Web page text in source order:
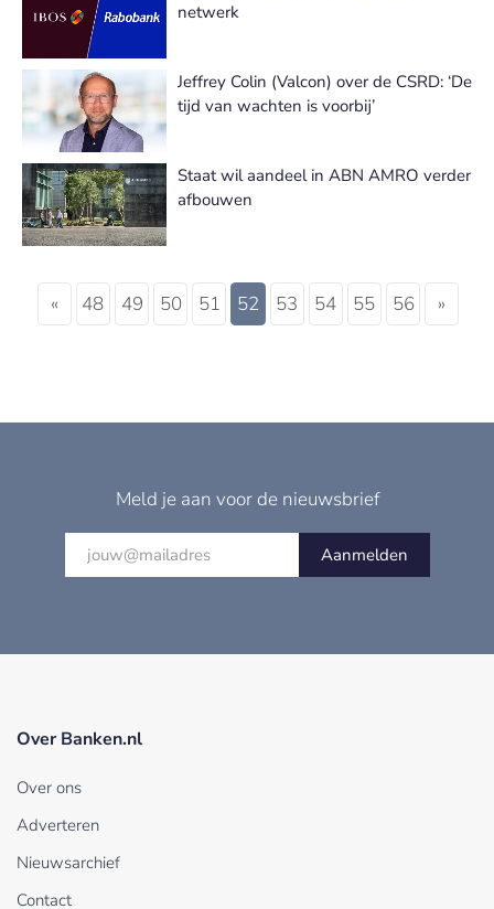
netwerk
Jeffrey Colin (Valcon) over de CSRD: ‘De
tijd van wachten is voorbij’
Staat wil aandeel in ABN AMRO verder
afbouwen
« 48 49 50 51 52 53 54 55 56 »
Meld je aan voor de nieuwsbrief
Aanmelden
Over Banken.nl
Over ons
Adverteren
Nieuwsarchief
Contact